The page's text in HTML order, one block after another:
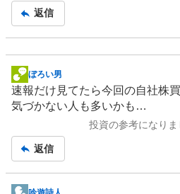
返信
掲
示
板
ぼろい男
速報だけ見てたら今回の自社株
気づかない人も多いかも…
投資の参考になりま
返信